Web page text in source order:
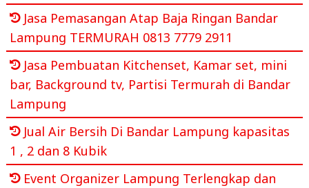
Jasa Pemasangan Atap Baja Ringan Bandar
Lampung TERMURAH 0813 7779 2911
Jasa Pembuatan Kitchenset, Kamar set, mini
bar, Background tv, Partisi Termurah di Bandar
Lampung
Jual Air Bersih Di Bandar Lampung kapasitas
1 , 2 dan 8 Kubik
Event Organizer Lampung Terlengkap dan